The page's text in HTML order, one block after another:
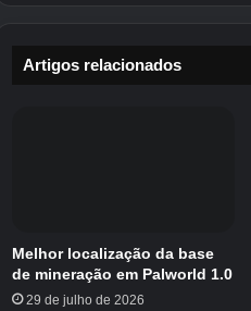
Artigos relacionados
Melhor localização da base
de mineração em Palworld 1.0
29 de julho de 2026